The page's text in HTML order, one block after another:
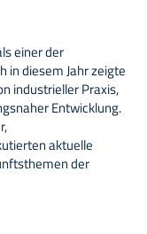
einer der
in diesem Jahr zeigte
industrieller Praxis,
Entwicklung.
aktuelle
der